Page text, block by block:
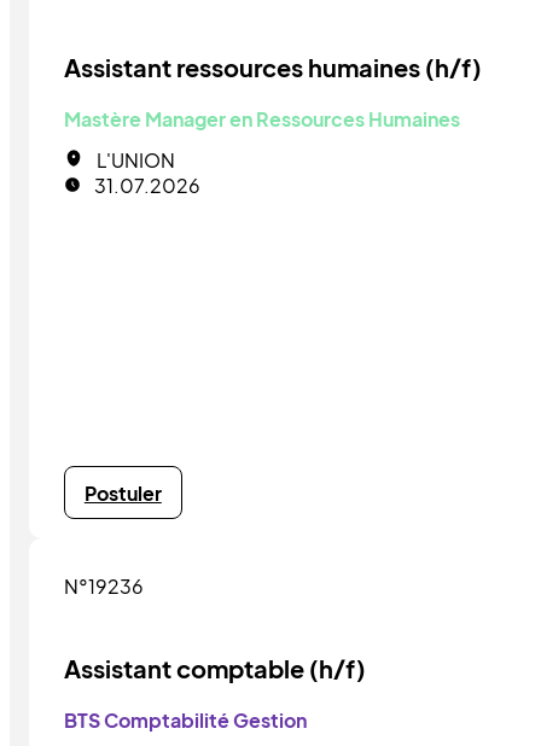
Assistant ressources humaines (h/f)
Mastère Manager en Ressources Humaines
L'UNION
31.07.2026
Postuler
N°19236
Assistant comptable (h/f)
BTS Comptabilité Gestion